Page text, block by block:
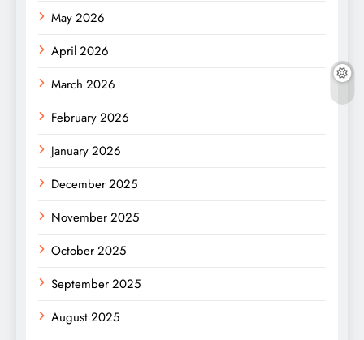
May 2026
April 2026
March 2026
February 2026
January 2026
December 2025
November 2025
October 2025
September 2025
August 2025